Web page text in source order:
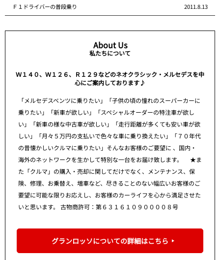
Ｆ１ドライバーの普段乗り 2011.8.13
About Us
私たちについて
Ｗ１４０、Ｗ１２６、Ｒ１２９などのネオクラシック・メルセデスを中
心にご案内しております♪
「メルセデスベンツに乗りたい」「子供の頃の憧れのスーパーカーに
乗りたい」「新車が欲しい」「スペシャルオーダーの特注車が欲し
い」「新車の様な中古車が欲しい」「走行距離が多くても安い車が欲
しい」「月々５万円の支払いで色々な車に乗り換えたい」「７０年代
の昔懐かしいクルマに乗りたい」そんなお客様のご要望に 、国内・
海外のネットワークを生かして特別な一台をお届け致します。 ★ま
た「クルマ」の購入・売却に関してだけでなく、メンテナンス、保
険、修理、お乗替え、増車など、尽きることのない幅広いお客様のご
要望に可能な限りお応えし、お客様のカーライフを心から満足させた
いと思います。 古物商許可：第６３１６１０９００００８号
グランロッソについての詳細はこちら